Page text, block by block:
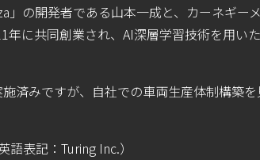
」の開発者である⼭本⼀成と、カーネギー
に共同創業され、AI深層学習技術を⽤い
済みですが、自社での車両生産体制構築
表記：Turing Inc.）